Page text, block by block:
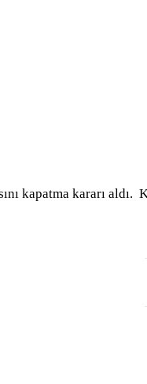
kapatma kararı